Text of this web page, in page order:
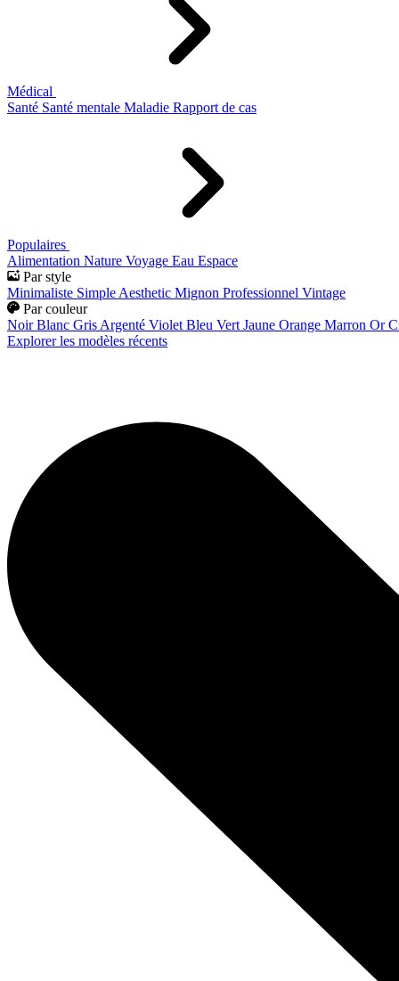
Médical
Santé Santé mentale Maladie Rapport de cas
Populaires
Alimentation Nature Voyage Eau Espace
Par style
Minimaliste Simple Aesthetic Mignon Professionnel Vintage
Par couleur
Noir Blanc Gris Argenté Violet Bleu Vert Jaune Orange Marron Or
Explorer les modèles récents